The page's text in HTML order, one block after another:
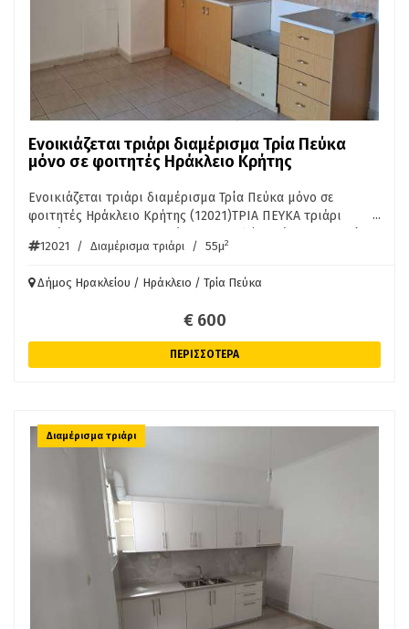
Ενοικιάζεται τριάρι διαμέρισμα Τρία Πεύκα
μόνο σε φοιτητές Ηράκλειο Κρήτης
Ενοικιάζεται τριάρι διαμέρισμα Τρία Πεύκα μόνο σε
φοιτητές Ηράκλειο Κρήτης (12021)ΤΡΙΑ ΠΕΥΚΑ τριάρι
χώρος, 2 υπνοδωμάτια, αυτόνομη θέρμανση, βεράντα.
ΑΚΙΝΗΤΑ ΚΡΗΤΗΣ ΠΕΤΡΑΚΗΣ 6953085980
...
12021 / Διαμέρισμα τριάρι / 55μ2
Δήμος Ηρακλείου / Ηράκλειο / Τρία Πεύκα
€ 600
ΠΕΡΙΣΣΟΤΕΡΑ
Διαμέρισμα τριάρι